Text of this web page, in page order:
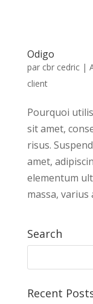
Odigo
par cbr cedric|
client
Pourquoi
sit amet,
risus.
amet,
elementum
massa, varius
Search
Recent